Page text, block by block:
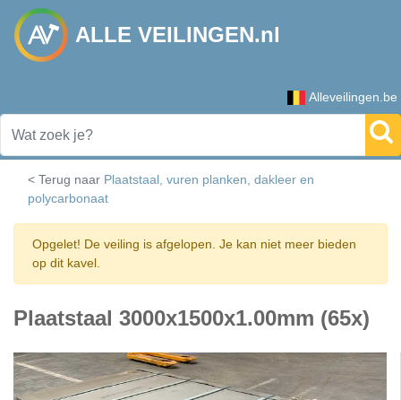
ALLE VEILINGEN.nl
Alleveilingen.be
< Terug naar Plaatstaal, vuren planken, dakleer en
polycarbonaat
Opgelet! De veiling is afgelopen. Je kan niet meer bieden
op dit kavel.
Plaatstaal 3000x1500x1.00mm (65x)